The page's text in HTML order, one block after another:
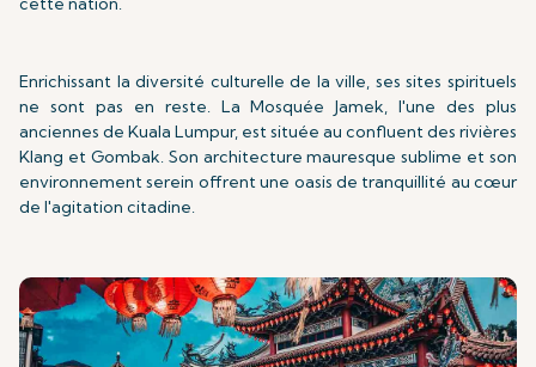
Enrichissant la diversité culturelle de la ville, ses sites spirituels
ne sont pas en reste. La Mosquée Jamek, l'une des plus
anciennes de Kuala Lumpur, est située au confluent des rivières
Klang et Gombak. Son architecture mauresque sublime et son
environnement serein offrent une oasis de tranquillité au cœur
de l'agitation citadine.